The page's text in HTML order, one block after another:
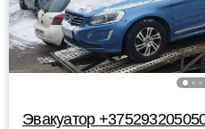
Эвакуатор